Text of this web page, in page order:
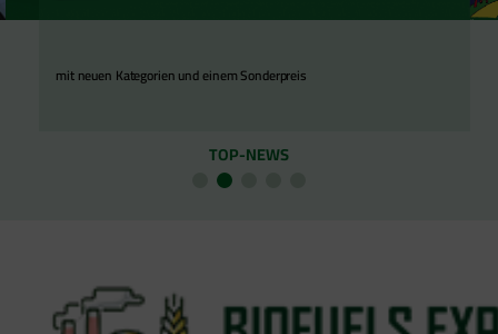
mit neuen Kategorien und einem Sonderpreis